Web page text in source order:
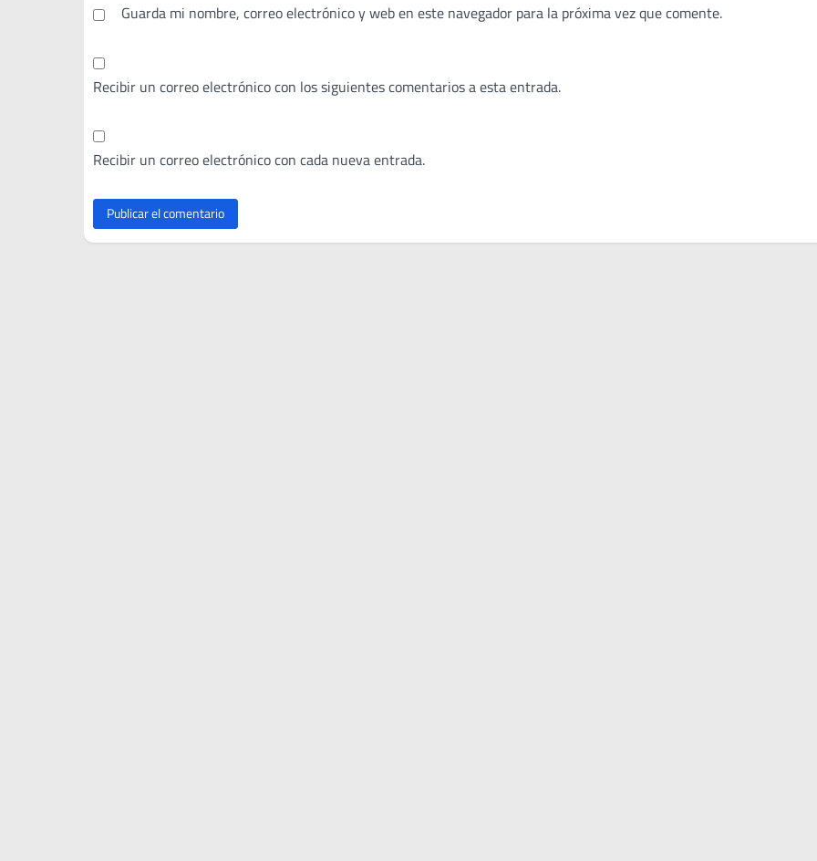
Guarda mi nombre, correo electrónico y web en este navegador para la próxima vez que comente.
Recibir un correo electrónico con los siguientes comentarios a esta entrada.
Recibir un correo electrónico con cada nueva entrada.